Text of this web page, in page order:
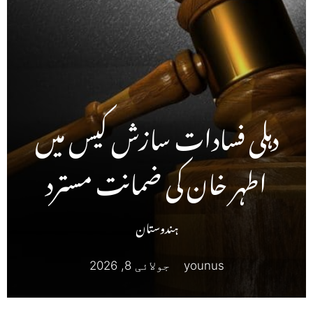
دہلی فسادات سازش کیس میں
اطہر خان کی ضمانت مسترد
ہندوستان
younus جولائی 8, 2026